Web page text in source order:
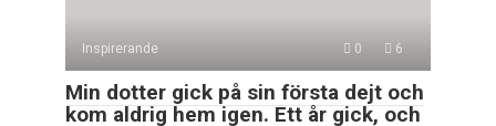
Inspirerande 0 6
Min dotter gick på sin första dejt och
kom aldrig hem igen. Ett år gick, och